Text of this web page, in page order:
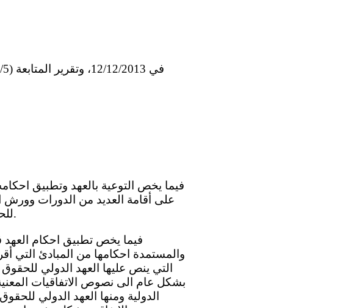
/5) في 12/12/2013، وتقرير المتابعة
على أقامة العديد من الدورات وورش
للحقوق المدنية والسياسية وبالتنسيق مع عدد من المنظمات الدولية.
والمستمدة احكامها من المبادئ التي
التي ينص عليها العهد الدولي
بشكل عام الى نصوص الاتفاقيات
الدولية ومنها العهد الدولي